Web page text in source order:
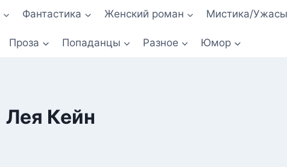
Фантастика Женский роман Мистика/Ужасы
Проза Попаданцы Разное Юмор
Лея Кейн